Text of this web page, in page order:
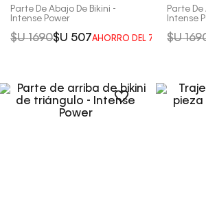
Parte De Abajo De Bikini -
Intense Power
$U 1690$U 507AHORRO DEL 70%
Parte De
Intense
$U